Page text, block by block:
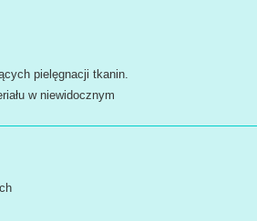
pielęgnacji tkanin.
w niewidocznym